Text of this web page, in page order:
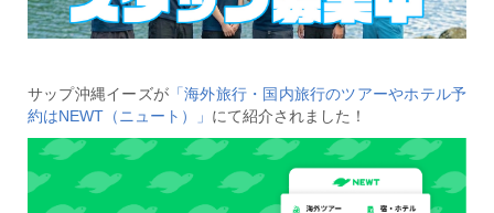
サップ沖縄イーズが 「海外旅行・国内旅行のツアーやホテル予
約はNEWT（ニュート）」 にて紹介されました！